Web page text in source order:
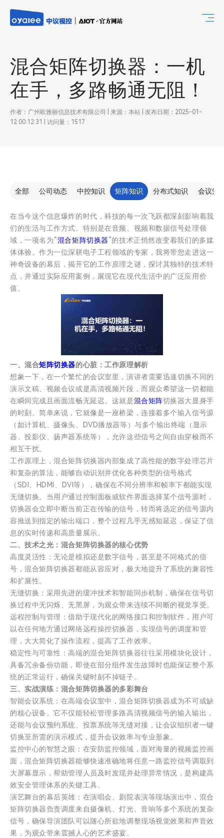
混合矩阵切换器：一机
在手，多路畅通无阻！
作者：广州欧雅丽信息技术有限公司 | 来源：本站 | 发布日期：2025-01-
12 00:12:31 | 访问量：1517
全部 公司动态 中控知识 矩阵知识 分布式知识 会议知
在当今这个信息爆炸的时代，科技的每一次飞跃都深刻影响着我
们的生活与工作方式。特别是在音频、视频和数据信号处理领
域，一项名为“混合矩阵切换器”的技术正悄然改变着我们的多媒
体体验。作为一位深耕电子工程领域的专家，我将带您走进这一
神奇设备的幕后，揭开它的工作原理之谜，探讨其独特的技术特
点，并通过实际应用案例，展现它在现代生活中的广泛应用价
值。
一、混合矩阵切换器的心脏：工作原理解析
想象一下，在一个繁忙的会议室里，演讲者需要迅速切换不同的
演示文稿、视频会议或是高清视频片段，而观众希望这一切都能
在瞬间完成且画面流畅无延迟。这就是混合矩阵切换器大显身手
的时刻。简单来说，它就像是一座桥梁，连接着多个输入信号源
（如计算机、摄像头、DVD播放器等）与多个输出终端（显示
器、投影仪、扬声器系统等），允许这些信号之间自由穿梭而不
相互干扰。
工作原理上，混合矩阵切换器内部集成了高性能的数字处理芯片
和复杂的算法，能够自动识别并优化各种类型的信号格式
（SDI、HDMI、DVI等），确保在不同分辨率和帧率下都能实现
无缝切换。当用户通过控制面板或软件界面选择某个信号源时，
切换器会立即中断当前正在传输的信号，转而将选定的信号源内
容推送到指定的输出端口，整个过程几乎无感知延迟，保证了信
息的实时传递和高质量展示。
二、技术之光：混合矩阵切换器的核心优势
高度灵活性：无论是模拟还是数字信号，甚至是不同格式的信
号，混合矩阵切换器都能从容应对，极大地提升了系统的兼容性
和扩展性。
无缝切换：采用先进的缓冲技术和智能同步机制，确保在信号切
换过程中无闪烁、无黑屏，为观众带来连续不间断的视觉享受。
远程控制与管理：借助于现代化的网络接口和控制软件，用户可
以在任何地方通过网络远程操控切换器，实现信号的调度和管
理，大大简化了操作流程，提高了工作效率。
稳定性与可靠性：高端的混合矩阵切换器往往采用模块化设计，
具备冗余备份功能，即使在部分组件发生故障时也能保证整个系
统的正常运行，确保关键时刻不掉链子。
三、实战演练：混合矩阵切换器的多彩舞台
智能会议系统：在高端会议室中，混合矩阵切换器成为不可或缺
的核心设备。它不仅能轻松管理多路高清视频信号的输入输出，
还能与会议预约系统、投票系统等无缝对接，让会议组织者一键
切换至所需的演示模式，提升会议效率与专业形象。
监控中心的智慧之眼：在安防监控领域，面对海量的视频监控画
面，混合矩阵切换器能够快速准确地将任意一路监控信号调取到
大屏幕显示，帮助管理人员及时发现并处理异常情况，是构建高
效安全管理体系的关键工具。
演艺舞台的幕后英雄：在演唱会、剧院表演等现场演出中，混合
矩阵切换器负责调度来自摄像机、灯光、音响等多个系统的复杂
信号，确保导演团队可以随心所欲地调整现场视觉效果和声音效
果，为观众带来震撼人心的艺术盛宴。